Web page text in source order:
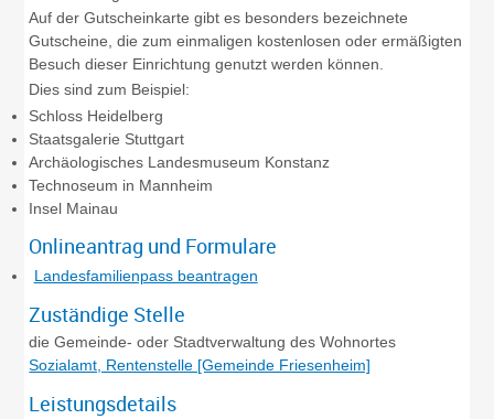
Auf der Gutscheinkarte gibt es besonders bezeichnete
Gutscheine, die zum einmaligen kostenlosen oder ermäßigten
Besuch dieser Einrichtung genutzt werden können.
Dies sind zum Beispiel:
Schloss Heidelberg
Staatsgalerie Stuttgart
Archäologisches Landesmuseum Konstanz
Technoseum in Mannheim
Insel Mainau
Onlineantrag und Formulare
Landesfamilienpass beantragen
Zuständige Stelle
die Gemeinde- oder Stadtverwaltung des Wohnortes
Sozialamt, Rentenstelle [Gemeinde Friesenheim]
Leistungsdetails